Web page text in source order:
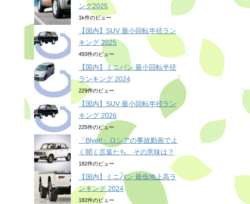
ング2025
1k件のビュー
【国内】SUV 最小回転半径ラン
キング 2025
493件のビュー
【国内】ミニバン 最小回転半径
ランキング 2024
229件のビュー
【国内】SUV 最小回転半径ラン
キング 2026
225件のビュー
「Blyat!」ロシアの事故動画でよ
く聞く言葉たち、その意味は？
182件のビュー
【国内】ミニバン 最低地上高ラ
ンキング 2024
182件のビュー